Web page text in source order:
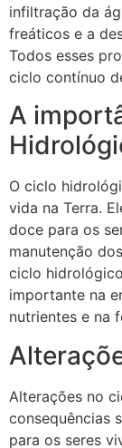
infiltração da
freáticos e a
Todos esses
ciclo contínuo
A
O ciclo
vida na Terra.
doce para os
manutenção
ciclo
importante na
nutrientes e na
Alterações no
consequências
para os seres